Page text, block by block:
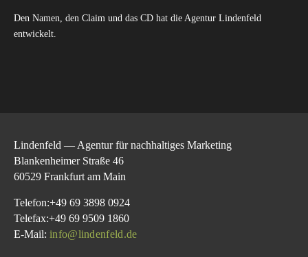
Den Namen, den Claim und das CD hat die Agentur Lindenfeld
entwickelt.
Lindenfeld — Agentur für nachhaltiges Marketing
Blankenheimer Straße 46
60529 Frankfurt am Main
Telefon:+49 69 3898 0924
Telefax:+49 69 9509 1860
E-Mail: info@lindenfeld.de